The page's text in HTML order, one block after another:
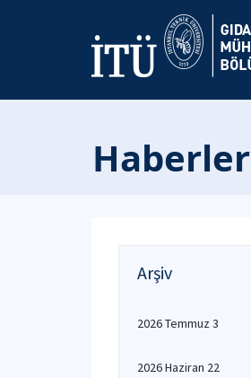
Haberler
Arşiv
2026 Temmuz 3
2026 Haziran 22